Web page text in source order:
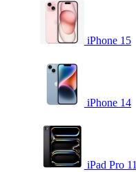
iPhone 15
iPhone 14
iPad Pro 11